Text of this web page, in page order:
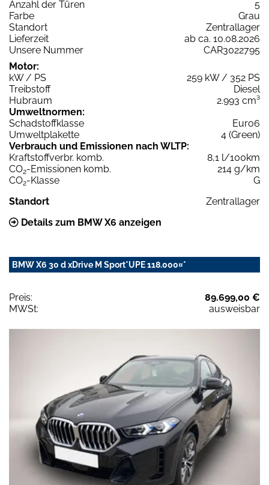
Anzahl der Türen
5
Farbe
Grau
Standort
Zentrallager
Lieferzeit
ab ca. 10.08.2026
Unsere Nummer
CAR3022795
Motor:
kW / PS
259 kW / 352 PS
Treibstoff
Diesel
Hubraum
2.993 cm³
Umweltnormen:
Schadstoffklasse
Euro6
Umweltplakette
4 (Green)
Verbrauch und Emissionen nach WLTP:
Kraftstoffverbr. komb.
8,1 l/100km
CO2-Emissionen komb.
214 g/km
CO2-Klasse
G
Standort
Zentrallager
Details zum BMW X6 anzeigen
BMW X6 30 d xDrive M Sport*UPE 118.000¤*
Preis:
89.699,00 €
MWSt:
ausweisbar